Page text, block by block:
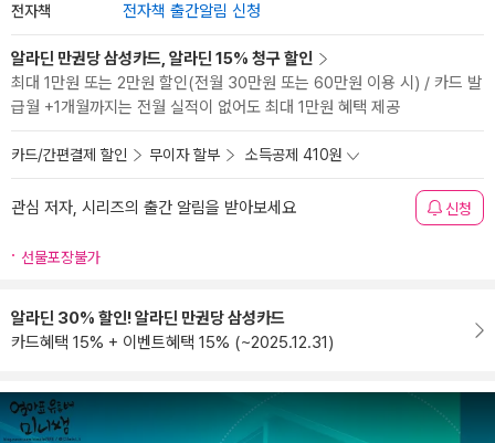
전자책 전자책 출간알림 신청
알라딘 만권당 삼성카드, 알라딘 15% 청구 할인
최대 1만원 또는 2만원 할인(전월 30만원 또는 60만원 이용 시) / 카드 발
급월 +1개월까지는 전월 실적이 없어도 최대 1만원 혜택 제공
카드/간편결제 할인 무이자 할부 소득공제 410원
관심 저자, 시리즈의 출간 알림을 받아보세요 신청
선물포장불가
알라딘 30% 할인! 알라딘 만권당 삼성카드
카드혜택 15% + 이벤트혜택 15% (~2025.12.31)